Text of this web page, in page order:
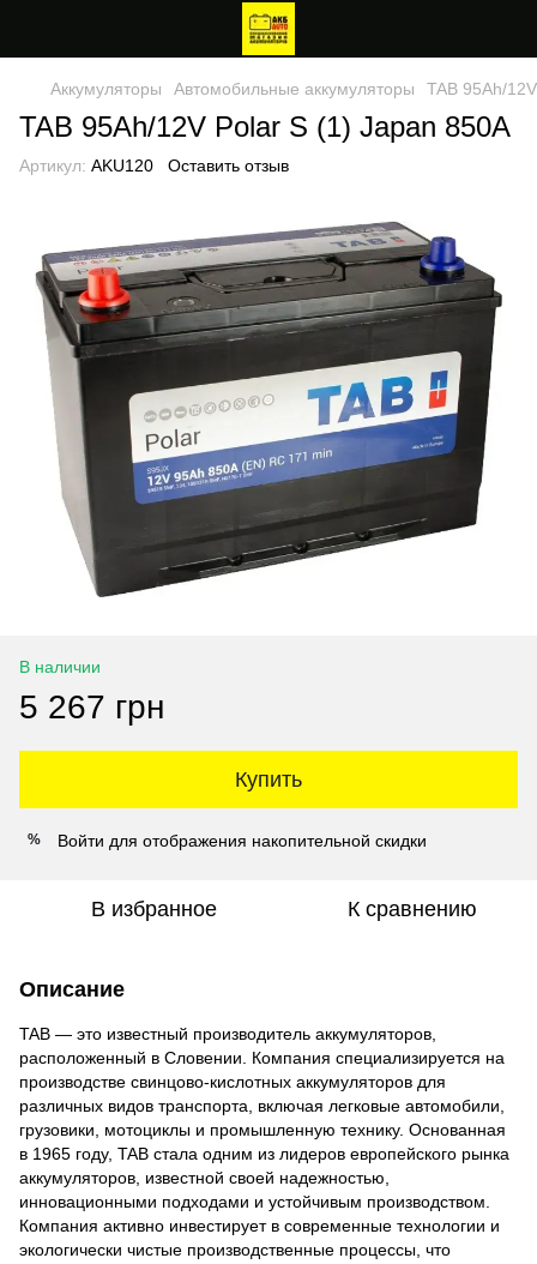
Аккумуляторы Автомобильные аккумуляторы TAB 95Ah/
TAB 95Ah/12V Polar S (1) Japan 850A
Артикул: AKU120 Оставить отзыв
В наличии
5 267 грн
Купить
% Войти для отображения накопительной скидки
В избранное К сравнению
Описание
TAB — это известный производитель аккумуляторов,
расположенный в Словении. Компания специализируется на
производстве свинцово-кислотных аккумуляторов для
различных видов транспорта, включая легковые автомобили,
грузовики, мотоциклы и промышленную технику. Основанная
в 1965 году, TAB стала одним из лидеров европейского рынка
аккумуляторов, известной своей надежностью,
инновационными подходами и устойчивым производством.
Компания активно инвестирует в современные технологии и
экологически чистые производственные процессы, что